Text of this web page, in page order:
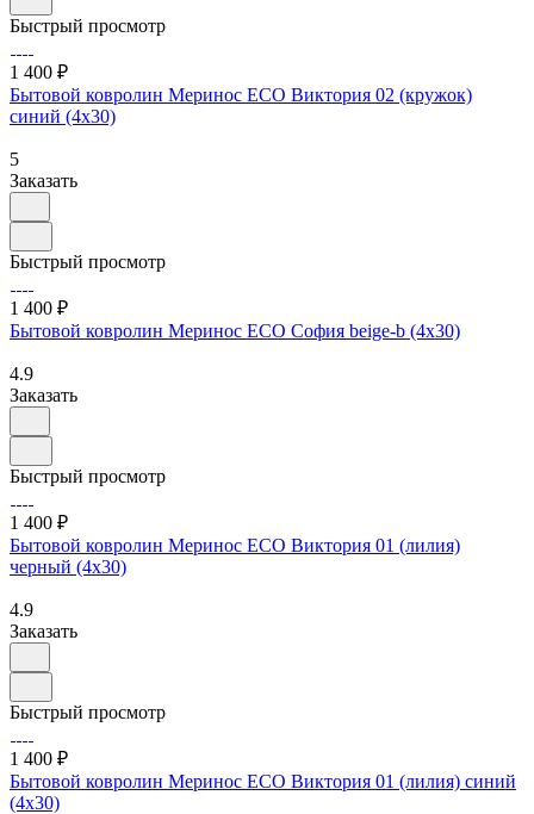
Быстрый просмотр
1 400 ₽
Бытовой ковролин Меринос ECO Виктория 02 (кружок)
синий (4х30)
5
Заказать
Быстрый просмотр
1 400 ₽
Бытовой ковролин Меринос ECO София beige-b (4х30)
4.9
Заказать
Быстрый просмотр
1 400 ₽
Бытовой ковролин Меринос ECO Виктория 01 (лилия)
черный (4х30)
4.9
Заказать
Быстрый просмотр
1 400 ₽
Бытовой ковролин Меринос ECO Виктория 01 (лилия) синий
(4х30)